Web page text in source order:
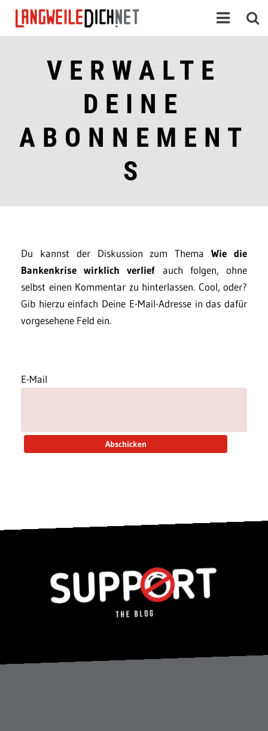
VERWALTE
DEINE
ABONNEMENT
S
Du kannst der Diskussion zum ThemaWie die
Bankenkrise wirklich verlief auch folgen, ohne
selbst einen Kommentar zu hinterlassen. Cool, oder?
Gib hierzu einfach Deine E-Mail-Adresse in das dafür
vorgesehene Feld ein.
E-Mail